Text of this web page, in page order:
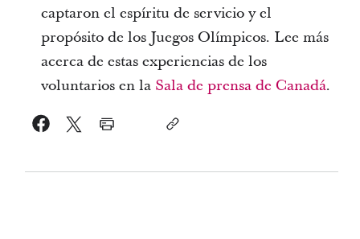
captaron el espíritu de servicio y el
propósito de los Juegos Olímpicos. Lee más
acerca de estas experiencias de los
voluntarios en la Sala de prensa de Canadá.